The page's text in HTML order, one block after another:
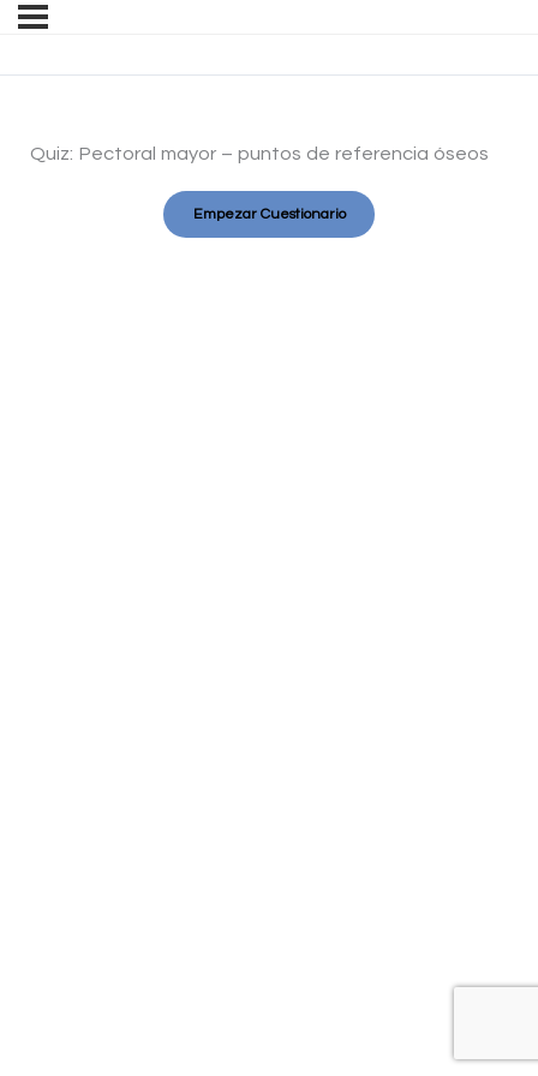
Quiz: Pectoral mayor – puntos de referencia óseos